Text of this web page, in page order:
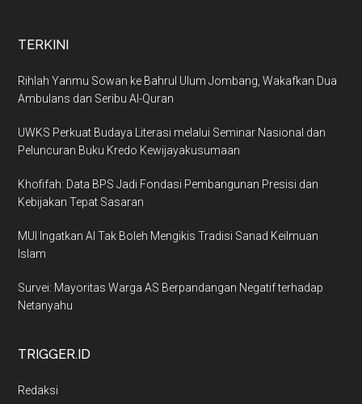
TERKINI
Rihlah Yanmu Sowan ke Bahrul Ulum Jombang, Wakafkan Dua
Ambulans dan Seribu Al-Quran
UWKS Perkuat Budaya Literasi melalui Seminar Nasional dan
Peluncuran Buku Kredo Kewijayakusumaan
Khofifah: Data BPS Jadi Fondasi Pembangunan Presisi dan
Kebijakan Tepat Sasaran
MUI Ingatkan AI Tak Boleh Mengikis Tradisi Sanad Keilmuan
Islam
Survei: Mayoritas Warga AS Berpandangan Negatif terhadap
Netanyahu
TRIGGER.ID
Redaksi